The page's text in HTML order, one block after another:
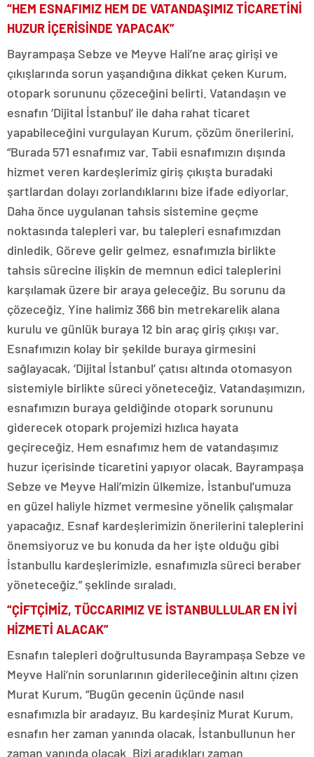
“HEM ESNAFIMIZ HEM DE VATANDAŞIMIZ TİCARETİNİ
HUZUR İÇERİSİNDE YAPACAK”
Bayrampaşa Sebze ve Meyve Hali’ne araç girişi ve
çıkışlarında sorun yaşandığına dikkat çeken Kurum,
otopark sorununu çözeceğini belirti. Vatandaşın ve
esnafın ‘Dijital İstanbul’ ile daha rahat ticaret
yapabileceğini vurgulayan Kurum, çözüm önerilerini,
“Burada 571 esnafımız var. Tabii esnafımızın dışında
hizmet veren kardeşlerimiz giriş çıkışta buradaki
şartlardan dolayı zorlandıklarını bize ifade ediyorlar.
Daha önce uygulanan tahsis sistemine geçme
noktasında talepleri var, bu talepleri esnafımızdan
dinledik. Göreve gelir gelmez, esnafımızla birlikte
tahsis sürecine ilişkin de memnun edici taleplerini
karşılamak üzere bir araya geleceğiz. Bu sorunu da
çözeceğiz. Yine halimiz 366 bin metrekarelik alana
kurulu ve günlük buraya 12 bin araç giriş çıkışı var.
Esnafımızın kolay bir şekilde buraya girmesini
sağlayacak, ‘Dijital İstanbul’ çatısı altında otomasyon
sistemiyle birlikte süreci yöneteceğiz. Vatandaşımızın,
esnafımızın buraya geldiğinde otopark sorununu
giderecek otopark projemizi hızlıca hayata
geçireceğiz. Hem esnafımız hem de vatandaşımız
huzur içerisinde ticaretini yapıyor olacak. Bayrampaşa
Sebze ve Meyve Hali’mizin ülkemize, İstanbul’umuza
en güzel haliyle hizmet vermesine yönelik çalışmalar
yapacağız. Esnaf kardeşlerimizin önerilerini taleplerini
önemsiyoruz ve bu konuda da her işte olduğu gibi
İstanbullu kardeşlerimizle, esnafımızla süreci beraber
yöneteceğiz.” şeklinde sıraladı.
“ÇİFTÇİMİZ, TÜCCARIMIZ VE İSTANBULLULAR EN İYİ
HİZMETİ ALACAK”
Esnafın talepleri doğrultusunda Bayrampaşa Sebze ve
Meyve Hali’nin sorunlarının giderileceğinin altını çizen
Murat Kurum, “Bugün gecenin üçünde nasıl
esnafımızla bir aradayız. Bu kardeşiniz Murat Kurum,
esnafın her zaman yanında olacak, İstanbullunun her
zaman yanında olacak. Bizi aradıkları zaman